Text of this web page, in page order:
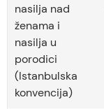
nasilja nad
ženama i
nasilja u
porodici
(Istanbulska
konvencija)